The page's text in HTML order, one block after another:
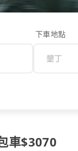
下車地點
車$3070